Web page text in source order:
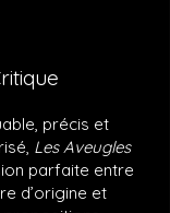
précis et
Les Aveugles
parfaite entre
d’origine et